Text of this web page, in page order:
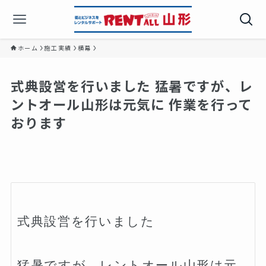
ホーム 施工実績 横幕
式典設営を行いました️ 猛暑ですが、レ
ントオール山形は元気に 作業を行って
おります
式典設営を行いました️